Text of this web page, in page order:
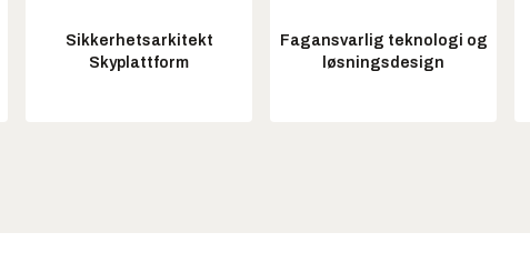
Sikkerhetsarkitekt
Skyplattform
Fagansvarlig teknologi og
løsningsdesign